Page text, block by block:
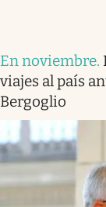
En noviembre.
viajes al país
Bergoglio